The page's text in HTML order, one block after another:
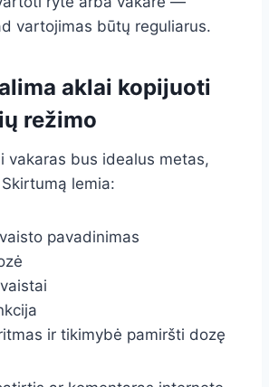
vartojimas būtų reguliarus.
aklai kopijuoti
režimo
vakaras bus idealus metas,
lemia:
pavadinimas
ir tikimybė pamiršti dozę